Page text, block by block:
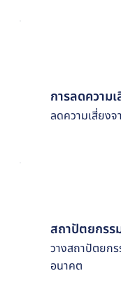
การลดความ
ลดความเสี่ยง
สถาปัตยกรร
วางสถาปัตยก
อนาคต